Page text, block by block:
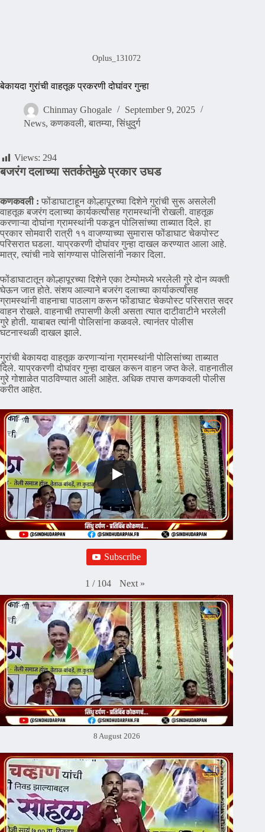
Oplus_131072
बेकायदा गुरांची वाहतूक प्रकरणी दोघांवर गुन्हा
Chinmay Ghogale
September 9, 2025
News, कणकवली, बातम्या, सिंधुदुर्ग
Views: 294
बजरंग दलाच्या सतर्कतेमुळे प्रकार उघड
कणकवली : फोंडाघाटाहून कोल्हापूरच्या दिशेने गुरांची सुरू असलेली
वाहतूक बजरंग दलाच्या कार्यकर्त्यांसह ग्रामस्थांनी रोखली. वाहतूक
करणाऱ्या दोघांना ग्रामस्थांनी पकडून पोलिसांच्या ताब्यात दिले. हा
प्रकार सोमवारी रात्री ११ वाजण्याच्या सुमारास फोंडाघाट चेकपोस्ट
परिसरात घडला. याप्रकरणी दोघांवर गुन्हा दाखल करण्यात आला आहे.
मात्र, त्यांची नावे सांगण्यास पोलिसांनी नकार दिला.
फोंडाघाटातून कोल्हापूरच्या दिशेने एका टेम्पोमध्ये भरलेली गुरे दोन व्यक्ती
घेऊन जात होते. संशय आल्याने बजरंग दलाच्या कार्याकर्त्यांसह
ग्रामस्थांनी वाहनाचा पाठलाग करून फोंडाघाट चेकपोस्ट परिसरात सदर
वाहन रोखले. वाहनाची तपासणी केली असता त्यात दाटीवाटीने भरलेली
गुरे होती. याबाबत त्यांनी पोलिसांना कळवले. त्यानंतर पोलीस
घटनास्थळी दाखल झाले.
गुरांची बेकायदा वाहतूक करणाऱ्यांना ग्रामस्थांनी पोलिसांच्या ताब्यात
दिले. याप्रकरणी दोघांवर गुन्हा दाखल करून वाहन जप्त केले. वाहनातील
गुरे गोशाळेत पाठविण्यात आली आहेत. अधिक तपास कणकवली पोलीस
करीत आहेत.
Subscribe
1 / 104 Next »
8 August 2026